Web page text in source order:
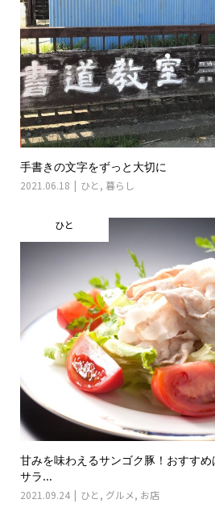
手書きの文字をずっと大切に
2021.06.18 ひと , 暮らし
ひと
甘みを味わえるサンゴク豚！おすす
サラ...
2021.09.24 ひと , グルメ, お店